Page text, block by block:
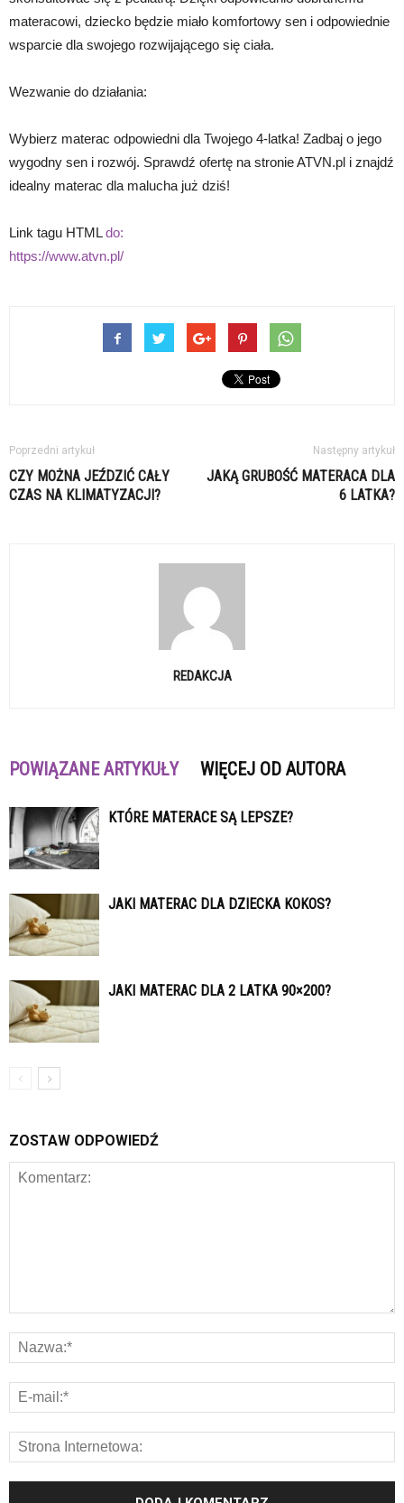
materacowi, dziecko będzie miało komfortowy sen i odpowiednie
wsparcie dla swojego rozwijającego się ciała.
Wezwanie do działania:
Wybierz materac odpowiedni dla Twojego 4-latka! Zadbaj o jego
wygodny sen i rozwój. Sprawdź ofertę na stronie ATVN.pl i znajdź
idealny materac dla malucha już dziś!
Link tagu HTMLdo:
https://www.atvn.pl/
Poprzedni artykuł
CZY MOŻNA JEŹDZIĆ CAŁY
CZAS NA KLIMATYZACJI?
Następny artykuł
JAKĄ GRUBOŚĆ MATERACA DLA
6 LATKA?
REDAKCJA
POWIĄZANE ARTYKUŁY WIĘCEJ OD AUTORA
KTÓRE MATERACE SĄ LEPSZE?
JAKI MATERAC DLA DZIECKA KOKOS?
JAKI MATERAC DLA 2 LATKA 90×200?
ZOSTAW ODPOWIEDŹ